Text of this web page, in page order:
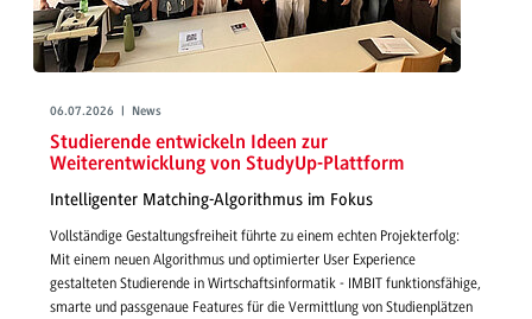
06.07.2026 | News
Studierende entwickeln Ideen zur
Weiterentwicklung von StudyUp-Plattform
Intelligenter Matching-Algorithmus im Fokus
Vollständige Gestaltungsfreiheit führte zu einem echten Projekterfolg:
Mit einem neuen Algorithmus und optimierter User Experience
gestalteten Studierende in Wirtschaftsinformatik - IMBIT funktionsfähige,
smarte und passgenaue Features für die Vermittlung von Studienplätzen